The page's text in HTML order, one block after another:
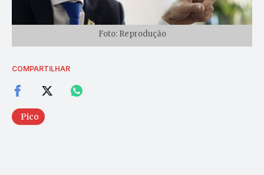
Foto: Reprodução
COMPARTILHAR
Pico